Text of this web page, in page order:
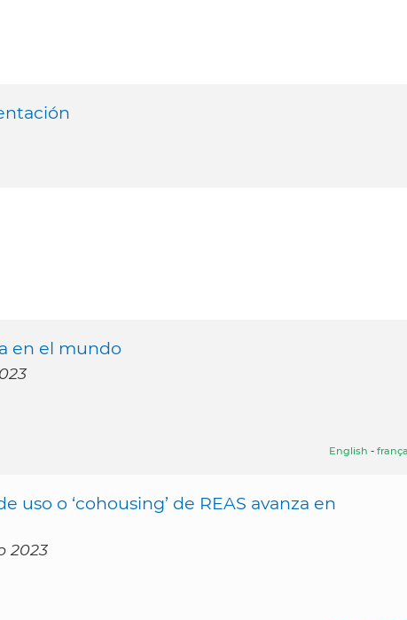
en el mundo
English -
uso o ‘cohousing’ de REAS avanza en
2023